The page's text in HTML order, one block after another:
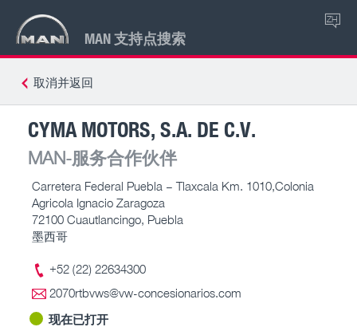
MAN 支持点搜索
ZH
取消并返回
CYMA MOTORS, S.A. DE C.V.
MAN-服务合作伙伴
Carretera Federal Puebla – Tlaxcala Km. 1010,Colonia
Agricola Ignacio Zaragoza
72100 Cuautlancingo, Puebla
墨西哥
+52 (22) 22634300
2070rtbvws@vw-concesionarios.com
现在已打开